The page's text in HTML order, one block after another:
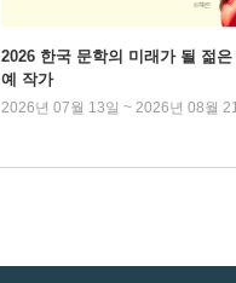
2026 한국 문학의 미래가 될 젊
예 작가
2026년 07월 13일 ~ 2026년 08월